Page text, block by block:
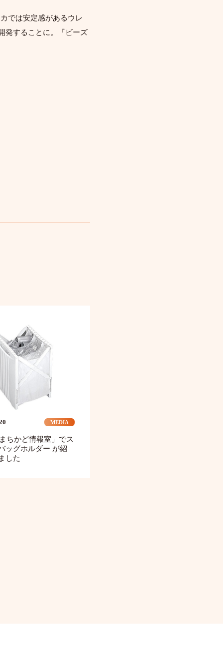
では安定感があるウレ
発することに。『ビーズ
MEDIA
ちかど情報室」でス
ッグホルダー が紹
した